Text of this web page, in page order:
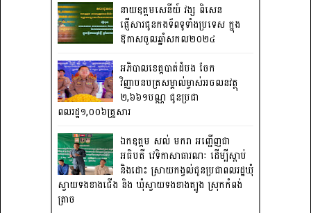
នាយឧត្តមសេនីយ៍ វង្ស ពិសេន
ផ្ញើសារជូនកងទ័ពទូទាំងប្រទេស ក្នុង
ឱកាសចូលឆ្នាំសកល២០២៤
អភិបាលខេត្តបាត់ដំបង ចែក
វិញ្ញាបនបត្រសម្គាល់ម្ចាស់អចលនវត្ថុ
២,៦៦១បណ្ណ ជូនប្រជា
ពលរដ្ឋ១,០០៦គ្រួសារ
ឯកឧត្តម សល់ មករា អញ្ជើញជា
អធិបតី វេទិកាសាធារណៈ ដើម្បីស្តាប់
និងដោះ ស្រាយកង្វល់ជូនប្រជាពលរដ្ឋឃុំ
ស្វាយទងខាងជើង និង ឃុំស្វាយទងខាងត្បូង ស្រុកកំពង់
ត្រាច